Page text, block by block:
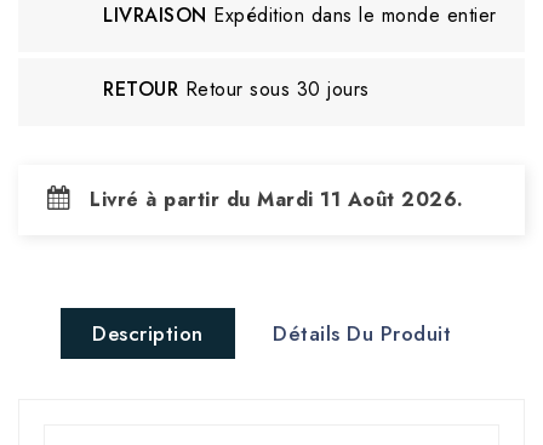
LIVRAISON Expédition dans le monde entier
RETOUR Retour sous 30 jours
Livré à partir du Mardi 11 Août 2026.
Description Détails Du Produit